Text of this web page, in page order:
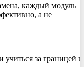
каждый модуль
а не
за границей